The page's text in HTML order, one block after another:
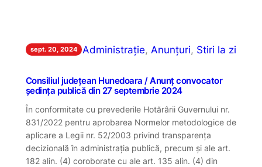
sept. 20, 2024 Administrație, Anunțuri, Stiri la zi
Consiliul județean Hunedoara / Anunț convocator
ședința publică din 27 septembrie 2024
În conformitate cu prevederile Hotărârii Guvernului nr.
831/2022 pentru aprobarea Normelor metodologice de
aplicare a Legii nr. 52/2003 privind transparenţa
decizională în administraţia publică, precum și ale art.
182 alin. (4) coroborate cu ale art. 135 alin. (4) din